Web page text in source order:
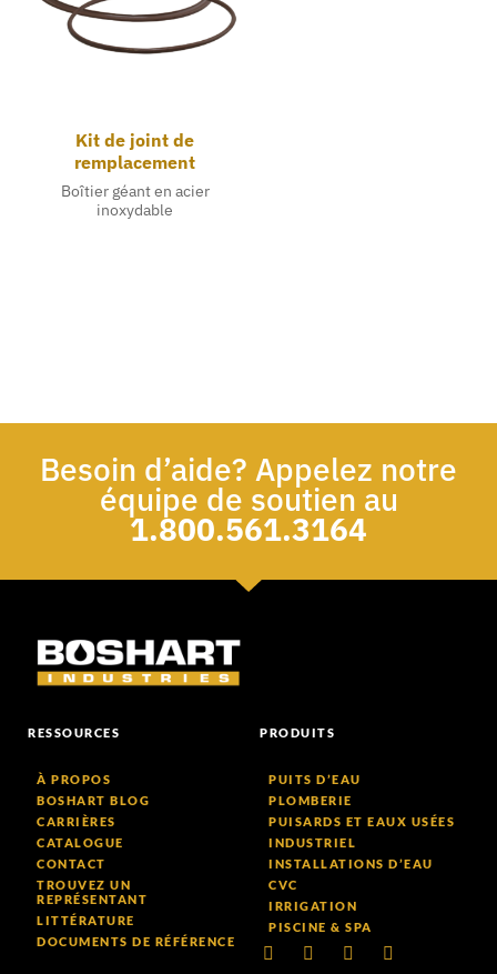
Kit de joint de
remplacement
Boîtier géant en acier
inoxydable
Besoin d’aide? Appelez notre
équipe de soutien au
1.800.561.3164
RESSOURCES
À PROPOS
BOSHART BLOG
CARRIÈRES
CATALOGUE
CONTACT
TROUVEZ UN
REPRÉSENTANT
LITTÉRATURE
DOCUMENTS DE RÉFÉRENCE
PRODUITS
PUITS D’EAU
PLOMBERIE
PUISARDS ET EAUX USÉES
INDUSTRIEL
INSTALLATIONS D’EAU
CVC
IRRIGATION
PISCINE & SPA
LinkedInFacebook-
YoutubeInstagram